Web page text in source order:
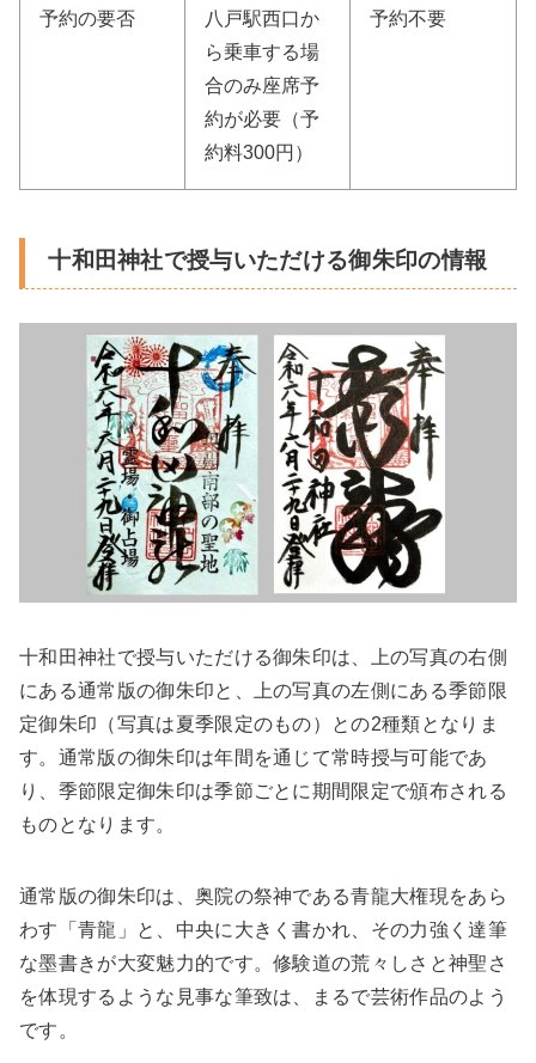
予約の要否
八戸駅西口か
ら乗車する場
合のみ座席予
約が必要（予
約料300円）
予約不要
十和田神社で授与いただける御朱印の情報
十和田神社で授与いただける御朱印は、上の写真の右側
にある通常版の御朱印と、上の写真の左側にある季節限
定御朱印（写真は夏季限定のもの）との2種類となりま
す。通常版の御朱印は年間を通じて常時授与可能であ
り、季節限定御朱印は季節ごとに期間限定で頒布される
ものとなります。
通常版の御朱印は、奥院の祭神である青龍大権現をあら
わす「青龍」と、中央に大きく書かれ、その力強く達筆
な墨書きが大変魅力的です。修験道の荒々しさと神聖さ
を体現するような見事な筆致は、まるで芸術作品のよう
です。